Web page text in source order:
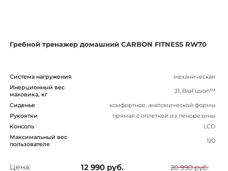
Гребной тренажер домашний CARBON FITNESS RW70
Система нагружения
механическая
Инерционный вес
маховика, кг
21, BioFusion™
Сиденье
комфортное, анатомической формы
Рукоятки
прямая с оплеткой из пенорезины
Консоль
LCD
Максимальный вес
пользователя
120
Цена: 12 990 руб. 20 990 руб.